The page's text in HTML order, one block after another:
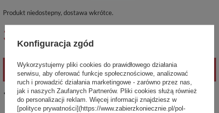
Produkt niedostepny, dostawa wkrótce
369,99 zł brutto
POWIADOM O DOSTĘPNOŚCI
14 dni na łatwy zwrot
Ten produkt nie jest dostępny w sklepie stacjonarnym
Konfiguracja zgód
Wykorzystujemy pliki cookies do prawidłowego działania
serwisu, aby oferować funkcje społecznościowe, analizować
ruch i prowadzić działania marketingowe - zarówno przez nas,
jak i naszych Zaufanych Partnerów. Pliki cookies służą również
do personalizacji reklam. Więcej informacji znajdziesz w
[polityce prywatności](https://www.zabierzkoniecznie.pl/pol-